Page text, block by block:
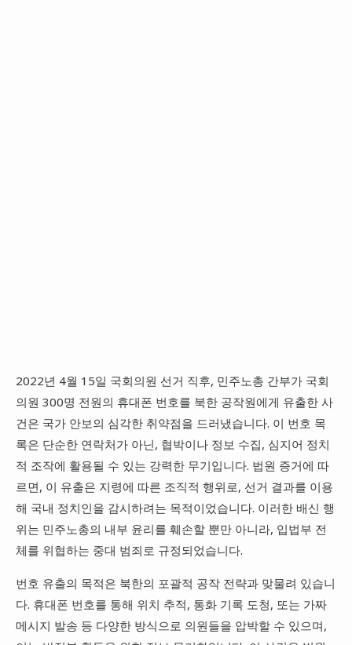
2022년 4월 15일 국회의원 선거 직후, 민주노총 간부가 국회
의원 300명 전원의 휴대폰 번호를 북한 공작원에게 유출한 사
건은 국가 안보의 심각한 취약점을 드러냈습니다. 이 번호 목
록은 단순한 연락처가 아닌, 협박이나 정보 수집, 심지어 정치
적 조작에 활용될 수 있는 강력한 무기입니다. 법원 증거에 따
르면, 이 유출은 지령에 따른 조직적 행위로, 선거 결과를 이용
해 국내 정치인을 감시하려는 목적이었습니다. 이러한 배신 행
위는 민주노총의 내부 윤리를 훼손할 뿐만 아니라, 입법부 전
체를 위협하는 중대 범죄로 규정되었습니다.
번호 유출의 목적은 북한의 포괄적 공작 전략과 맞물려 있습니
다. 휴대폰 번호를 통해 위치 추적, 통화 기록 도청, 또는 가짜
메시지 발송 등 다양한 방식으로 의원들을 압박할 수 있으며,